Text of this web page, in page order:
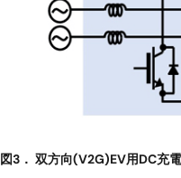
図3． 双方向(V2G)EV用DC充